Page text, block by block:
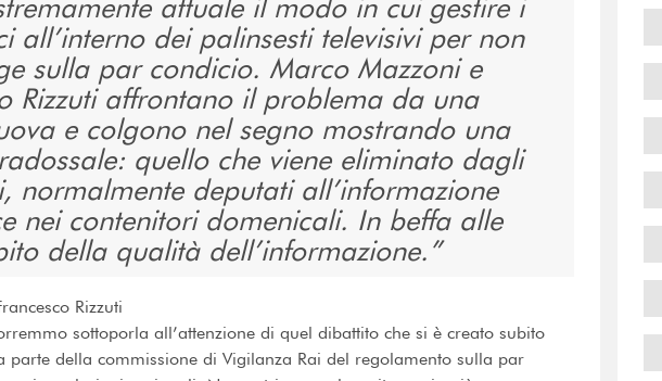
attuale il modo in cui gestire i
all’interno dei palinsesti televisivi per non
sulla par condicio. Marco Mazzoni e
Rizzuti affrontano il problema da una
e colgono nel segno mostrando una
quello che viene eliminato dagli
normalmente deputati all’informazione
nei contenitori domenicali. In beffa alle
della qualità dell’informazione.
Rizzuti
sottoporla all’attenzione di quel dibattito che si è creato subito
parte della commissione di Vigilanza Rai del regolamento sulla par